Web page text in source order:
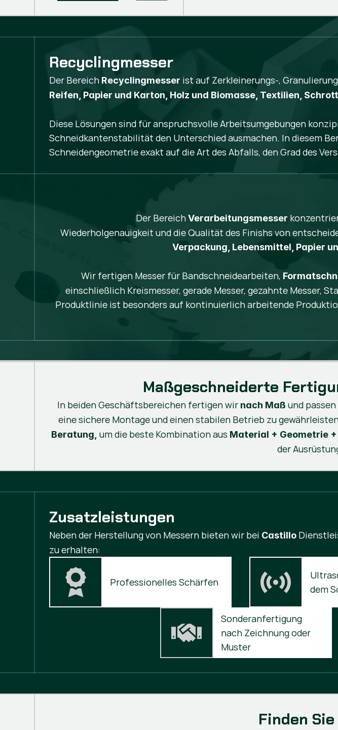
Recyclingmesser
Der Bereich Recyclingmesser ist auf Zerkleinerungs-,
Reifen, Papier und Karton, Holz und Biomasse, Textilien, Schrott
Diese Lösungen sind für anspruchsvolle Arbeitsumgebungen
Schneidkantenstabilität den Unterschied ausmachen. In diesem
Schneidengeometrie exakt auf die Art des Abfalls, den Grad des
Der BereichVerarbeitungsmesser
Wiederholgenauigkeit und die Qualität des Finishs von
Verpackung, Lebensmittel, Papier
Wir fertigen Messer für Bandschneidearbeiten,
einschließlich Kreismesser, gerade Messer, gezahnte Messer,
Produktlinie ist besonders auf kontinuierlich arbeitende
Maßgeschneiderte
In beiden Geschäftsbereichen fertigen wir nach Maß und
eine sichere Montage und einen stabilen Betrieb zu
Beratung, um die beste Kombination aus Material + Geometrie
der
Zusatzleistungen
Neben der Herstellung von Messern bieten wir bei Castillo
zu erhalten:
Professionelles Schärfen
dem
Sonderanfertigung
nach Zeichnung oder
Muster
Finden